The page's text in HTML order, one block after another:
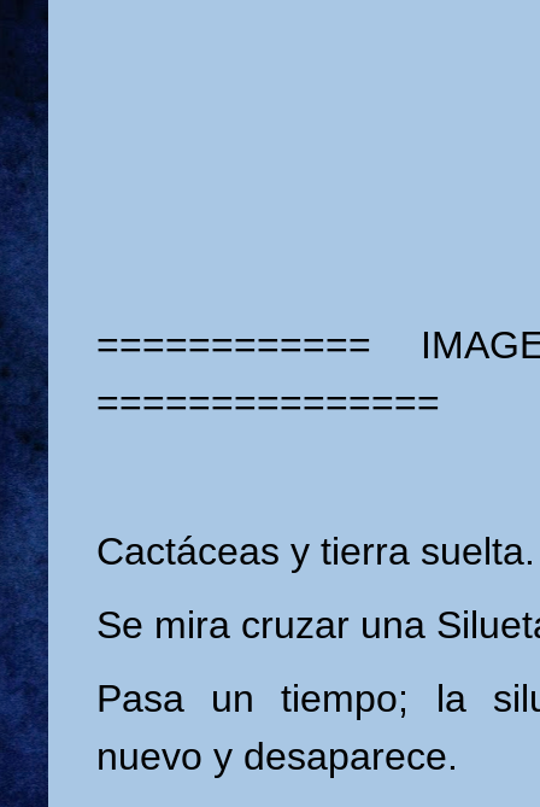
============
===============
Cactáceas y tierra suelta.
Se mira cruzar una
Pasa un tiempo; la
nuevo y desaparece.